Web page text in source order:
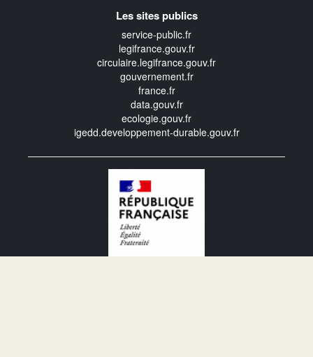
Les sites publics
service-public.fr
legifrance.gouv.fr
circulaire.legifrance.gouv.fr
gouvernement.fr
france.fr
data.gouv.fr
ecologie.gouv.fr
igedd.developpement-durable.gouv.fr